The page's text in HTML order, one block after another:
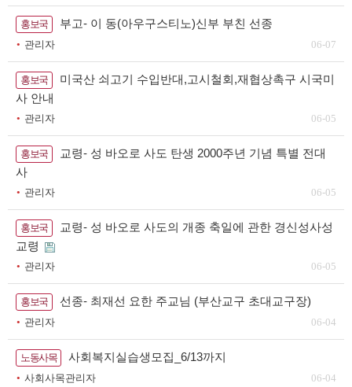
홍보국 부고- 이 동(아우구스티노)신부 부친 선종
관리자 06-07
홍보국
미국산 쇠고기 수입반대,고시철회,재협상촉구 시국미
사 안내
관리자 06-05
홍보국
교령- 성 바오로 사도 탄생 2000주년 기념 특별 전대
사
관리자 06-05
홍보국
교령- 성 바오로 사도의 개종 축일에 관한 경신성사성
교령
관리자 06-05
홍보국 선종- 최재선 요한 주교님 (부산교구 초대교구장)
관리자 06-04
노동사목 사회복지실습생모집_6/13까지
사회사목관리자 06-04